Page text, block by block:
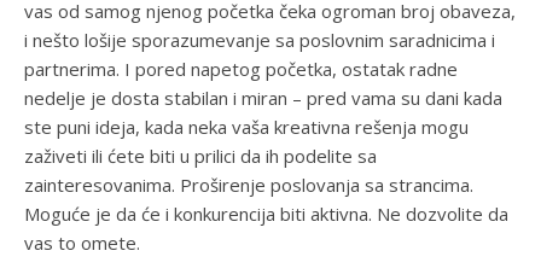
vas od samog njenog početka čeka ogroman broj obaveza,
i nešto lošije sporazumevanje sa poslovnim saradnicima i
partnerima. I pored napetog početka, ostatak radne
nedelje je dosta stabilan i miran – pred vama su dani kada
ste puni ideja, kada neka vaša kreativna rešenja mogu
zaživeti ili ćete biti u prilici da ih podelite sa
zainteresovanima. Proširenje poslovanja sa strancima.
Moguće je da će i konkurencija biti aktivna. Ne dozvolite da
vas to omete.